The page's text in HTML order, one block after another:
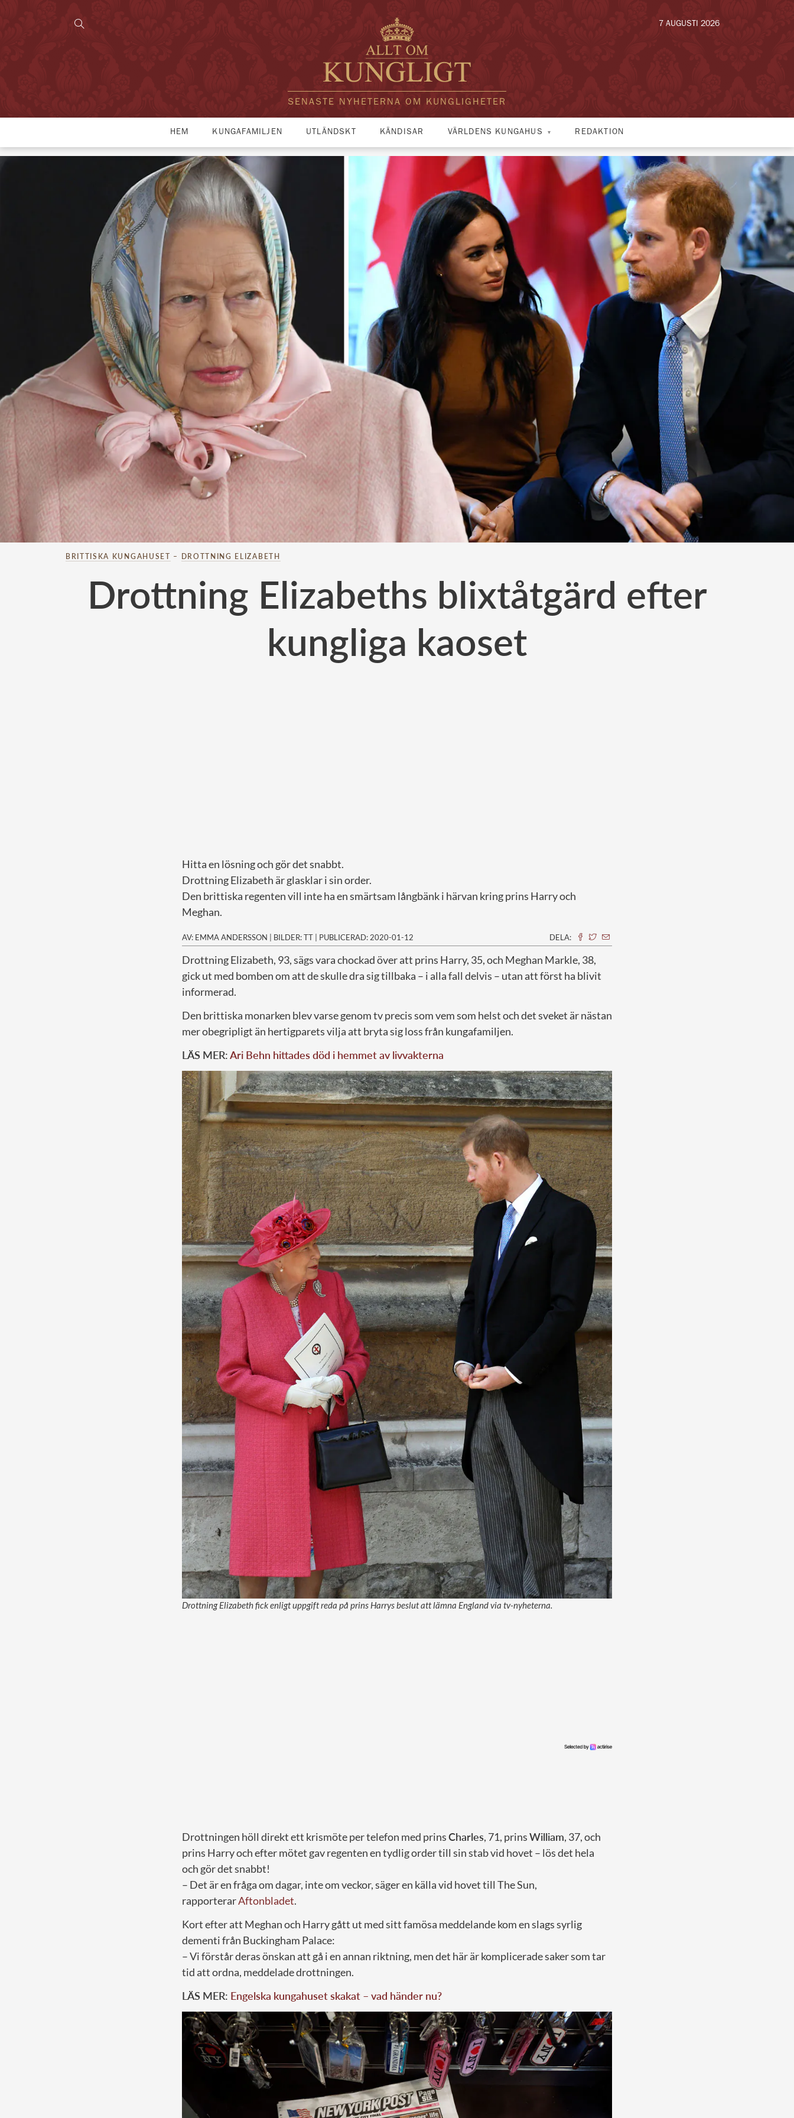
SENASTE NYHETERNA OM KUNGLIGHETER
7 AUGUSTI 2026
HEM KUNGAFAMILJEN UTLÄNDSKT KÄNDISAR VÄRLDENS KUNGAHUS REDAKTION
BRITTISKA KUNGAHUSET – DROTTNING ELIZABETH
Drottning Elizabeths blixtåtgärd efter
kungliga kaoset
Hitta en lösning och gör det snabbt.
Drottning Elizabeth är glasklar i sin order.
Den brittiska regenten vill inte ha en smärtsam långbänk i härvan kring prins Harry och
Meghan.
AV: EMMA ANDERSSON | BILDER: TT | PUBLICERAD: 2020-01-12 DELA:
Drottning Elizabeth, 93, sägs vara chockad över att prins Harry, 35, och Meghan Markle, 38,
gick ut med bomben om att de skulle dra sig tillbaka – i alla fall delvis – utan att först ha blivit
informerad.
Den brittiska monarken blev varse genom tv precis som vem som helst och det sveket är nästan
mer obegripligt än hertigparets vilja att bryta sig loss från kungafamiljen.
LÄS MER:Ari Behn hittades död i hemmet av livvakterna
Drottning Elizabeth fick enligt uppgift reda på prins Harrys beslut att lämna England via tv-nyheterna.
Drottningen höll direkt ett krismöte per telefon med prinsCharles, 71, prinsWilliam, 37, och
prins Harry och efter mötet gav regenten en tydlig order till sin stab vid hovet – lös det hela
och gör det snabbt!
– Det är en fråga om dagar, inte om veckor, säger en källa vid hovet till The Sun,
rapporterarAftonbladet.
Kort efter att Meghan och Harry gått ut med sitt famösa meddelande kom en slags syrlig
dementi från Buckingham Palace:
– Vi förstår deras önskan att gå i en annan riktning, men det här är komplicerade saker som tar
tid att ordna, meddelade drottningen.
LÄS MER: Engelska kungahuset skakat – vad händer nu?